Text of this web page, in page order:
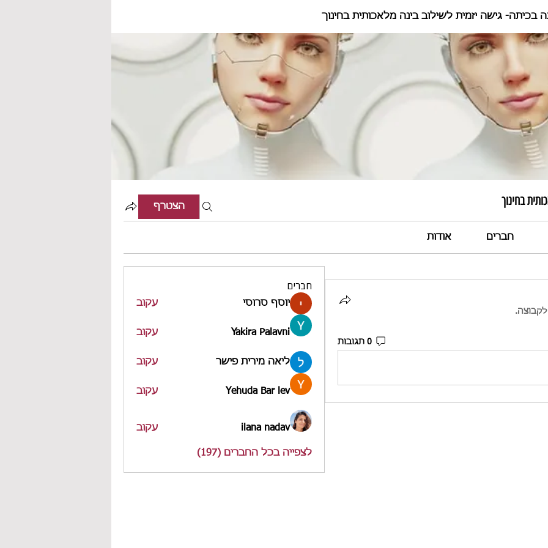
בכיתה- גישה יזמית לשילוב בינה מלאכותית בחינוך
בחינוך הצטרף
חברים אודות
0 תגובות
חברים
יוסף סרוסי עקוב
Yakira Palavni עקוב
ליאה מירית פישר עקוב
Yehuda Bar lev עקוב
ilana nadav עקוב
לצפייה בכל החברים (197)